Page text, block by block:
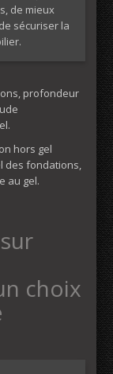
de mieux
sécuriser la
profondeur
hors gel
des fondations,
au gel.
choix